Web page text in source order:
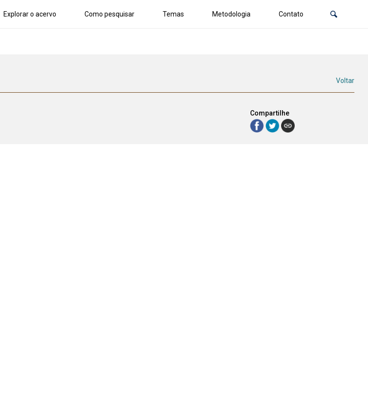
Explorar o acervo Como pesquisar Temas Metodologia Contato
Voltar
Compartilhe